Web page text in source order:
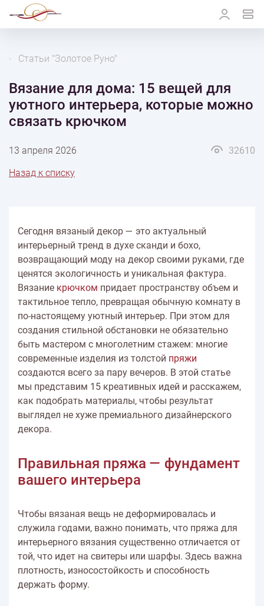
Статьи "Золотое Руно"
Вязание для дома: 15 вещей для
уютного интерьера, которые можно
связать крючком
13 апреля 2026
32610
Назад к списку
Сегодня вязаный декор — это актуальный
интерьерный тренд в духе сканди и бохо,
возвращающий моду на декор своими руками, где
ценятся экологичность и уникальная фактура.
Вязание крючком придает пространству объем и
тактильное тепло, превращая обычную комнату в
по-настоящему уютный интерьер. При этом для
создания стильной обстановки не обязательно
быть мастером с многолетним стажем: многие
современные изделия из толстой пряжи
создаются всего за пару вечеров. В этой статье
мы представим 15 креативных идей и расскажем,
как подобрать материалы, чтобы результат
выглядел не хуже премиального дизайнерского
декора.
Правильная пряжа — фундамент
вашего интерьера
Чтобы вязаная вещь не деформировалась и
служила годами, важно понимать, что пряжа для
интерьерного вязания существенно отличается от
той, что идет на свитеры или шарфы. Здесь важна
плотность, износостойкость и способность
держать форму.